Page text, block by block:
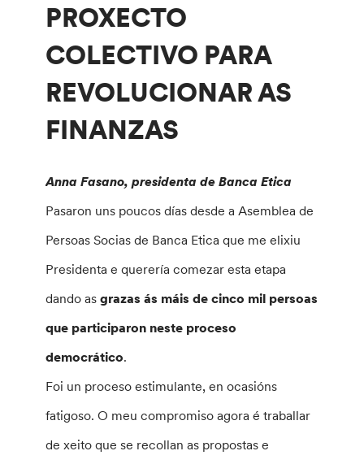
PROXECTO
COLECTIVO PARA
REVOLUCIONAR AS
FINANZAS
Anna Fasano, presidenta de Banca Etica
Pasaron uns poucos días desde a Asemblea de
Persoas Socias de Banca Etica que me elixiu
Presidenta e querería comezar esta etapa
dando asgrazas ás máis de cinco mil persoas
que participaron neste proceso
democrático.
Foi un proceso estimulante, en ocasións
fatigoso. O meu compromiso agora é traballar
de xeito que se recollan as propostas e